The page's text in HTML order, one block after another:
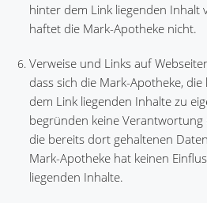
hinter dem Link liegenden Inhalt
haftet die Mark-Apotheke nicht.
Verweise und Links auf
dass sich die Mark-Apotheke,
dem Link liegenden Inhalte zu
begründen keine
die bereits dort gehaltenen
Mark-Apotheke hat keinen
liegenden Inhalte.